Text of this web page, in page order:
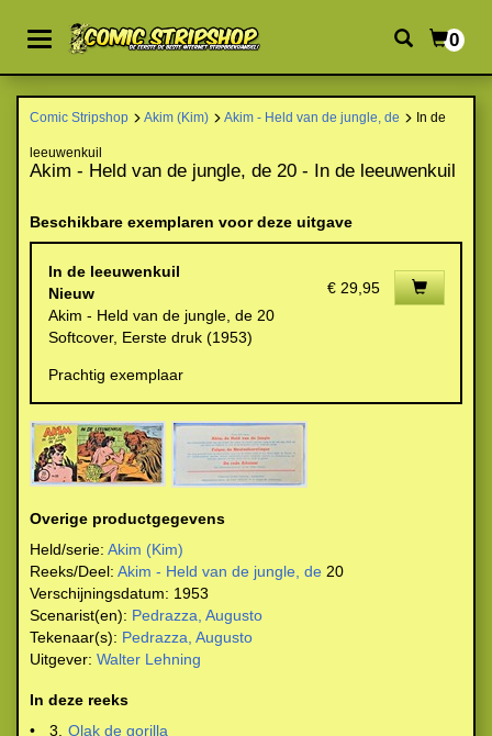
0
Comic Stripshop Akim (Kim) Akim - Held van de jungle, de In de
leeuwenkuil
Akim - Held van de jungle, de 20 - In de leeuwenkuil
Beschikbare exemplaren voor deze uitgave
In de leeuwenkuil
Nieuw
Akim - Held van de jungle, de 20
Softcover, Eerste druk (1953)
Prachtig exemplaar
€ 29,95
Overige productgegevens
Held/serie: Akim (Kim)
Reeks/Deel: Akim - Held van de jungle, de 20
Verschijningsdatum: 1953
Scenarist(en): Pedrazza, Augusto
Tekenaar(s): Pedrazza, Augusto
Uitgever: Walter Lehning
In deze reeks
•
3.
Olak de gorilla